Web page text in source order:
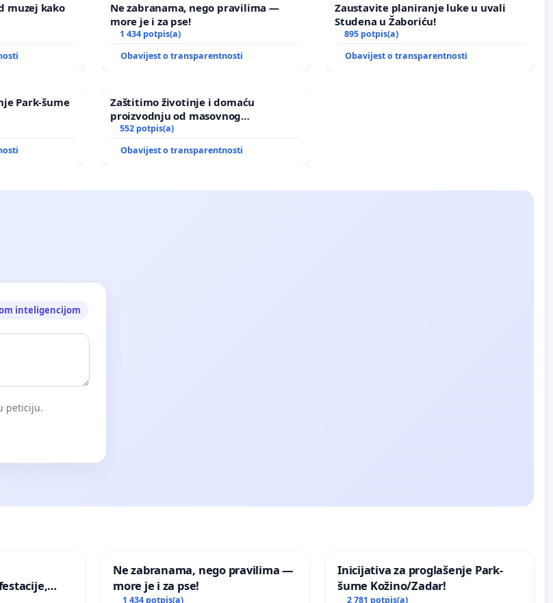
muzej kako
Ne zabranama, nego pravilima —
more je i za pse!
1 434 potpis(a)
Obavijest o transparentnosti
Zaustavite planiranje luke u uvali
Studena u Žaboriću!
895 potpis(a)
Obavijest o transparentnosti
Park-šume
Zaštitimo životinje i domaću
proizvodnju od masovnog
uništavanja zbog afričke svinjske
kuge
552 potpis(a)
Obavijest o transparentnosti
inteligencijom
peticiju.
Ne zabranama, nego pravilima —
more je i za pse!
1 434 potpis(a)
Inicijativa za proglašenje Park-
šume Kožino/Zadar!
2 781 potpis(a)